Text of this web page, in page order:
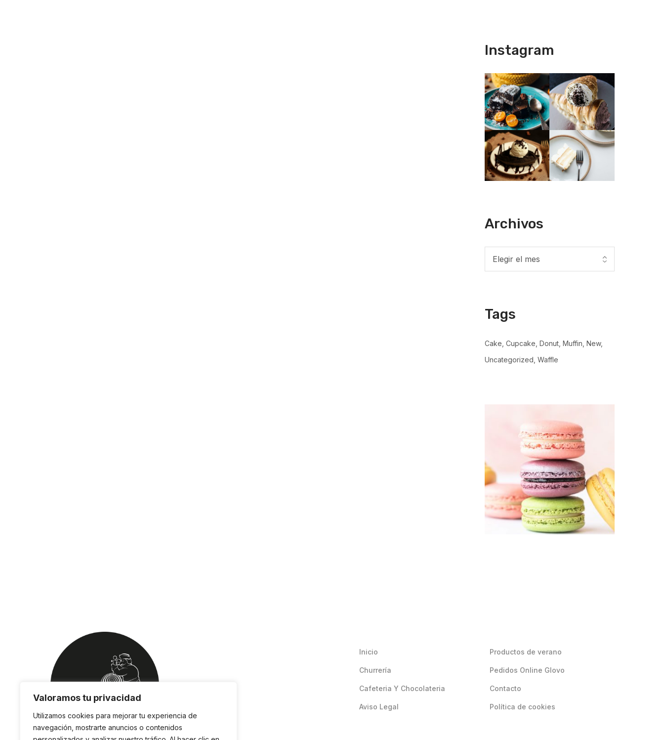
Valoramos tu privacidad
Utilizamos cookies para mejorar tu experiencia de
navegación, mostrarte anuncios o contenidos
Instagram
Archivos
Tags
Cake Cupcake Donut Muffin New
Uncategorized Waffle
Inicio
Churrería
Cafeteria Y Chocolateria
Aviso Legal
Productos de verano
Pedidos Online Glovo
Contacto
Política de cookies